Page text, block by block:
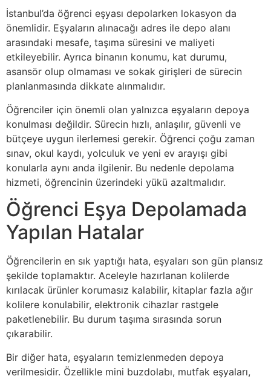
İstanbul’da öğrenci eşyası depolarken lokasyon da
önemlidir. Eşyaların alınacağı adres ile depo alanı
arasındaki mesafe, taşıma süresini ve maliyeti
etkileyebilir. Ayrıca binanın konumu, kat durumu,
asansör olup olmaması ve sokak girişleri de sürecin
planlanmasında dikkate alınmalıdır.
Öğrenciler için önemli olan yalnızca eşyaların depoya
konulması değildir. Sürecin hızlı, anlaşılır, güvenli ve
bütçeye uygun ilerlemesi gerekir. Öğrenci çoğu zaman
sınav, okul kaydı, yolculuk ve yeni ev arayışı gibi
konularla aynı anda ilgilenir. Bu nedenle depolama
hizmeti, öğrencinin üzerindeki yükü azaltmalıdır.
Öğrenci Eşya Depolamada
Yapılan Hatalar
Öğrencilerin en sık yaptığı hata, eşyaları son gün plansız
şekilde toplamaktır. Aceleyle hazırlanan kolilerde
kırılacak ürünler korumasız kalabilir, kitaplar fazla ağır
kolilere konulabilir, elektronik cihazlar rastgele
paketlenebilir. Bu durum taşıma sırasında sorun
çıkarabilir.
Bir diğer hata, eşyaların temizlenmeden depoya
verilmesidir. Özellikle mini buzdolabı, mutfak eşyaları,